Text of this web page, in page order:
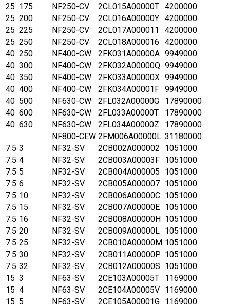
25 175 NF250-CV 2CL015A00000T 4200000
25 200 NF250-CV 2CL016A00000Y 4200000
25 225 NF250-CV 2CL017A000011
4200000
25 250 NF250-CV 2CL018A000016
4200000
40 250 NF400-CW 2FK031A00000A 9949000
40 300 NF400-CW 2FK032A00000Q 9949000
40 350 NF400-CW 2FK033A00000X 9949000
40 400 NF400-CW 2FK034A00001F 9949000
40 500 NF630-CW 2FL032A00000G
17890000
40 600 NF630-CW 2FL033A00000T
17890000
40 630 NF630-CW 2FL034A00000Z
17890000
NF800-CEW 2FM006A00000L 31180000
7.5 3 NF32-SV 2CB002A000002
1051000
7.5 4 NF32-SV 2CB003A00003F 1051000
7.5 5 NF32-SV 2CB004A000005
1051000
7.5 6 NF32-SV 2CB005A000007 1051000
7.5 10 NF32-SV 2CB006A00000C 1051000
7.5 15 NF32-SV 2CB007A00000E 1051000
7.5 16 NF32-SV 2CB008A00000H 1051000
7.5 20 NF32-SV 2CB009A00000L 1051000
7.5 25 NF32-SV 2CB010A00000M 1051000
7.5 30 NF32-SV 2CB011A00000P 1051000
7.5 32 NF32-SV 2CB012A00000S 1051000
15 3 NF63-SV 2CE103A00005T
1169000
15 4 NF63-SV 2CE104A00005V 1169000
15 5 NF63-SV 2CE105A00001G 1169000